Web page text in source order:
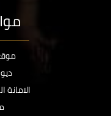
الامانة